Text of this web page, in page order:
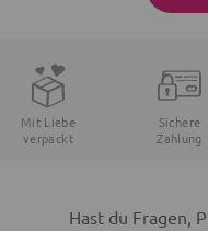
Mit Liebe
verpackt
Sichere
Zahlung
Hast du Fragen,